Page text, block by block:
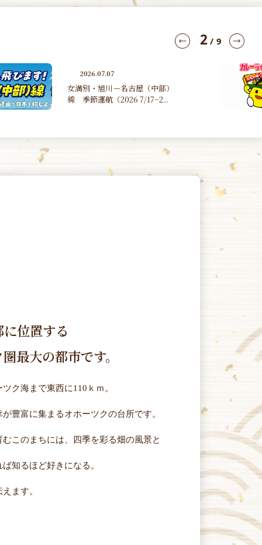
2026.06.30
第４１回たんのカレーライスマ
ラソン
3 / 9
位置する
最大の都市です。
ク海まで東西に110ｋｍ。
豊富に集まるオホーツクの台所です。
このまちには、四季を彩る畑の風景と
知るほど好きになる。
ます。